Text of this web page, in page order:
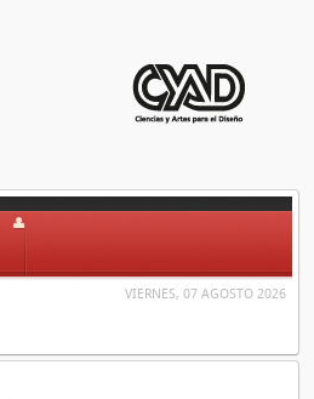
VIERNES, 07 AGOSTO 2026